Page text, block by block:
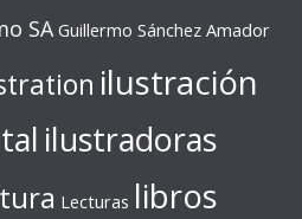
SA Guillermo Sánchez Amador
ilustración
ilustradoras
Lecturas libros